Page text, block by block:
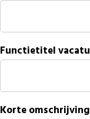
Functietitel
Korte